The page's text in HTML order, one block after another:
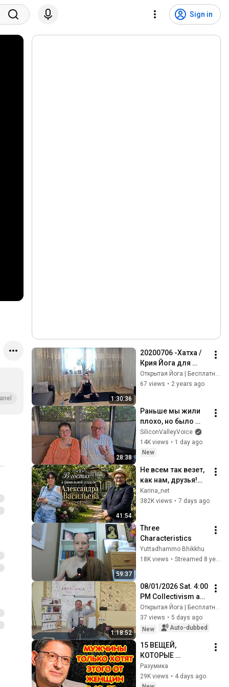
Sign in
1:30:36
20200706 -Хатха /
Крия Йога для
начинающих. Катя
Карани.
Открытая Йога | Бесплатные Йога Курсы | OpenYoga
67 views • 2 years ago
28:38
Раньше мы жили
плохо, но было
хорошо. А сейчас
хорошо, но как-то
плохо!
SiliconValleyVoice
14K views • 1 day ago
New
41:54
Не всем так везет,
как нам, друзья!
Мы в фамильном
поместье
.
Karina_net
382K views • 7 days ago
59:37
Three
Characteristics
Yuttadhammo Bhikkhu
18K views • Streamed 8 years ago
1:18:52
08/01/2026 Sat. 4:00
PM Collectivism and
Individualism.
Moscow, Airport
metro station. Open
Открытая Йога | Бесплатные Йога Курсы | OpenYoga
37 views • 5 days ago
New
Auto-dubbed
15 ВЕЩЕЙ,
КОТОРЫЕ
МУЖЧИНЫ ХОТЯТ
ОТ ЖЕНЩИНЫ
Разумика
29K views • 4 days ago